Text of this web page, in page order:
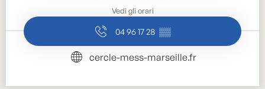
Vedi gli orari
04 96 17 28 ▒▒
cercle-mess-marseille.fr